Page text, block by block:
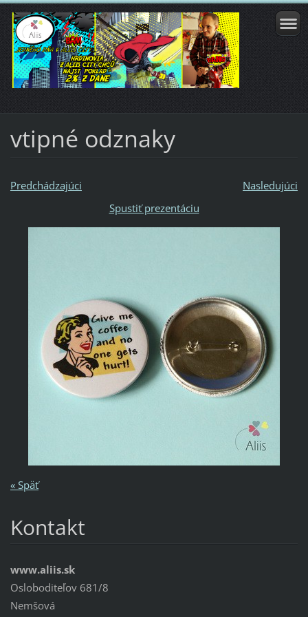
vtipné odznaky
Predchádzajúci
Nasledujúci
Spustiť prezentáciu
« Späť
Kontakt
www.aliis.sk
Osloboditeľov 681/8
Nemšová